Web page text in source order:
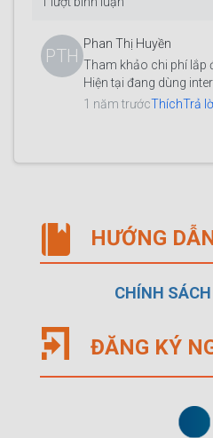
PTH
Phan Thị Huyền
Tham khảo chi phí lắp
Hiện tại đang dùng
1 năm trướcThíchTrả
HƯỚNG
CHÍNH
ĐĂNG KÝ